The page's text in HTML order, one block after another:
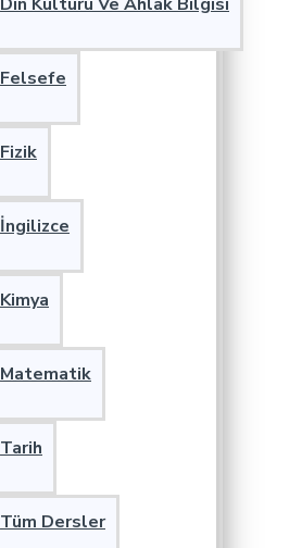
Felsefe
Fizik
İngilizce
Kimya
Matematik
Tarih
Tüm Dersler